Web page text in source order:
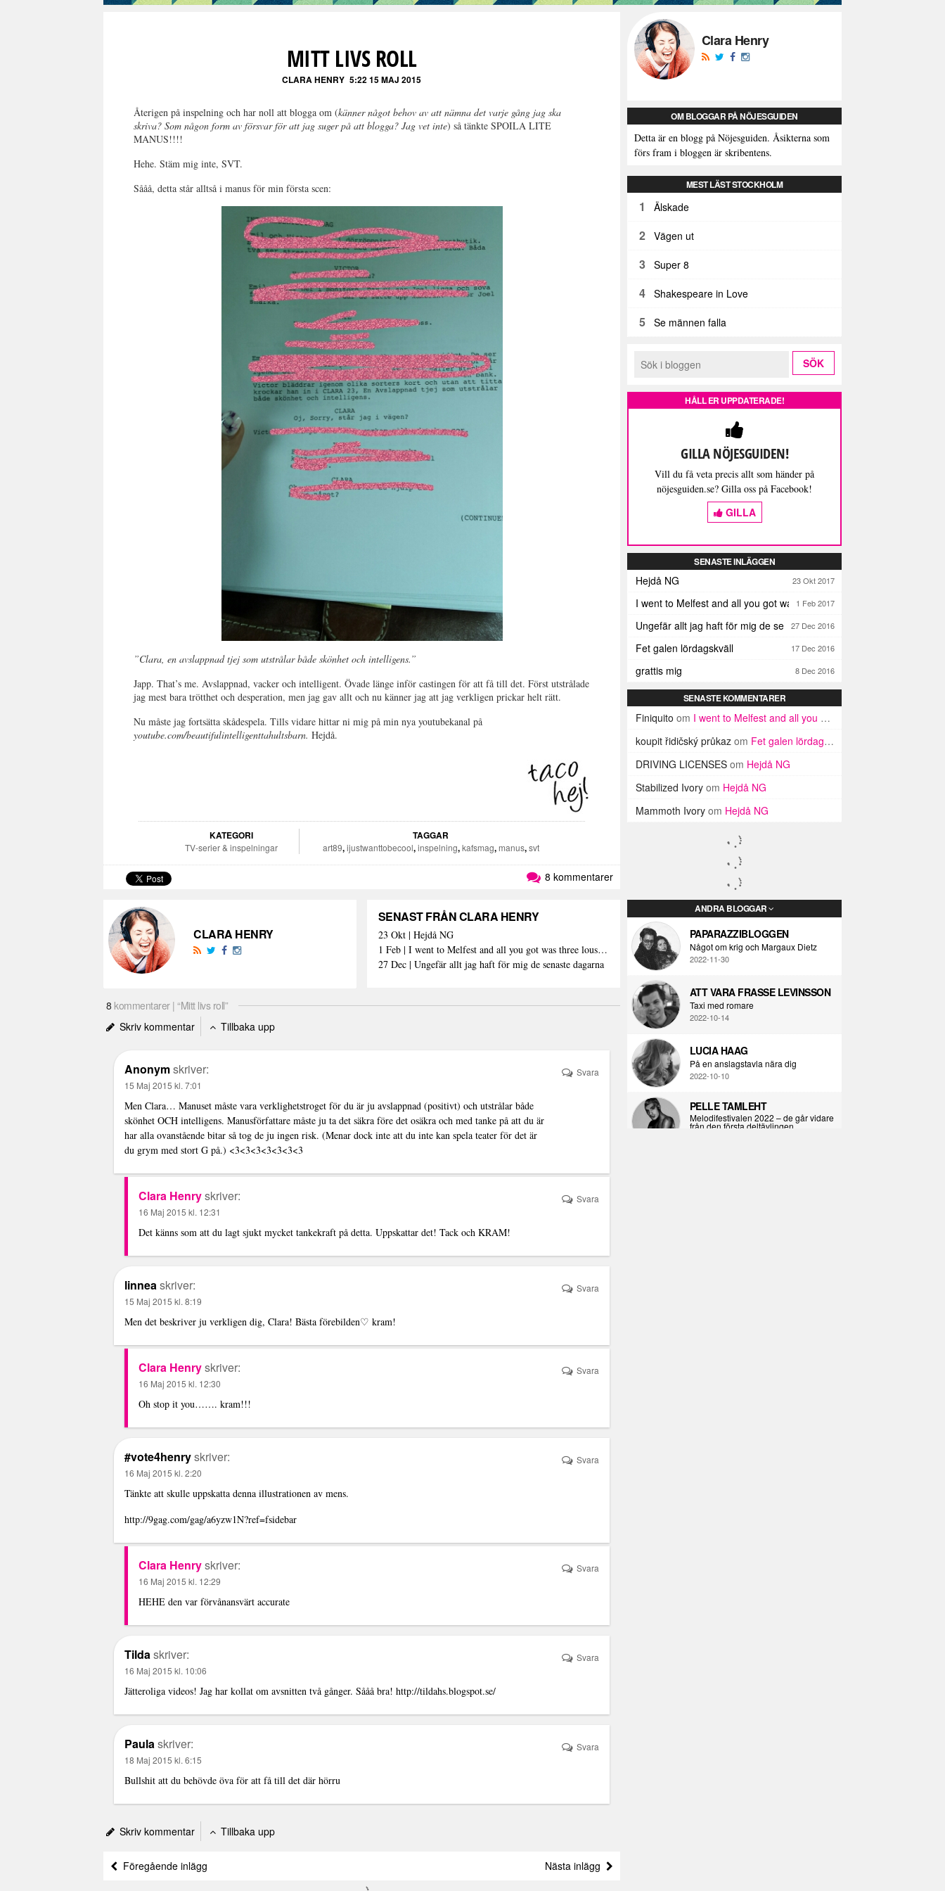
MITT LIVS ROLL
CLARA HENRY 5:22 15 MAJ 2015
Återigen på inspelning och har noll att blogga om (känner något behov av att nämna det varje gång jag ska
skriva? Som någon form av försvar för att jag suger på att blogga? Jag vet inte) så tänkte SPOILA LITE
MANUS!!!!
Hehe. Stäm mig inte, SVT.
Sååå, detta står alltså i manus för min första scen:
”Clara, en avslappnad tjej som utstrålar både skönhet och intelligens.”
Japp. That’s me. Avslappnad, vacker och intelligent. Övade länge inför castingen för att få till det. Först utstrålade
jag mest bara trötthet och desperation, men jag gav allt och nu känner jag att jag verkligen prickar helt rätt.
Nu måste jag fortsätta skådespela. Tills vidare hittar ni mig på min nya youtubekanal på
youtube.com/beautifulintelligenttahultsbarn. Hejdå.
KATEGORI
TV-serier & inspelningar
TAGGAR
art89,ijustwanttobecool,inspelning,kafsmag,manus,svt
8 kommentarer
CLARA HENRY
SENAST FRÅN CLARA HENRY
23 Okt | Hejdå NG
1 Feb | I went to Melfest and all you got was three lousy selfies
27 Dec | Ungefär allt jag haft för mig de senaste dagarna
8 kommentarer | “Mitt livs roll”
Skriv kommentar
Tillbaka upp
Anonymskriver:
15 Maj 2015 kl. 7:01
Men Clara… Manuset måste vara verklighetstroget för du är ju avslappnad (positivt) och utstrålar både
skönhet OCH intelligens. Manusförfattare måste ju ta det säkra före det osäkra och med tanke på att du är
har alla ovanstående bitar så tog de ju ingen risk. (Menar dock inte att du inte kan spela teater för det är
du grym med stort G på.) <3<3<3<3<3<3<3
Svara
Clara Henryskriver:
16 Maj 2015 kl. 12:31
Det känns som att du lagt sjukt mycket tankekraft på detta. Uppskattar det! Tack och KRAM!
Svara
linneaskriver:
15 Maj 2015 kl. 8:19
Men det beskriver ju verkligen dig, Clara! Bästa förebilden♡ kram!
Svara
Clara Henryskriver:
16 Maj 2015 kl. 12:30
Oh stop it you……. kram!!!
Svara
#vote4henryskriver:
16 Maj 2015 kl. 2:20
Tänkte att skulle uppskatta denna illustrationen av mens.
http://9gag.com/gag/a6yzw1N?ref=fsidebar
Svara
Clara Henryskriver:
16 Maj 2015 kl. 12:29
HEHE den var förvånansvärt accurate
Svara
Tildaskriver:
16 Maj 2015 kl. 10:06
Jätteroliga videos! Jag har kollat om avsnitten två gånger. Sååå bra! http://tildahs.blogspot.se/
Svara
Paulaskriver:
18 Maj 2015 kl. 6:15
Bullshit att du behövde öva för att få till det där hörru
Svara
Skriv kommentar Tillbaka upp
Föregående inlägg Nästa inlägg
Clara Henry
OM BLOGGAR PÅ NÖJESGUIDEN
Detta är en blogg på Nöjesguiden. Åsikterna som
förs fram i bloggen är skribentens.
MEST LÄST STOCKHOLM
1 Älskade
2 Vägen ut
3 Super 8
4 Shakespeare in Love
5 Se männen falla
HÅLL ER UPPDATERADE!
GILLA NÖJESGUIDEN!
Vill du få veta precis allt som händer på
nöjesguiden.se? Gilla oss på Facebook!
GILLA
SENASTE INLÄGGEN
Hejdå NG 23 Okt 2017
I went to Melfest and all you got was three lousy selfies
1 Feb 2017
Ungefär allt jag haft för mig de senaste dagarna
27 Dec 2016
Fet galen lördagskväll 17 Dec 2016
grattis mig 8 Dec 2016
SENASTE KOMMENTARER
Finiquito om I went to Melfest and all you got was three lousy selfies
koupit řidičský průkaz om Fet galen lördagskväll
DRIVING LICENSES om Hejdå NG
Stabilized Ivory om Hejdå NG
Mammoth Ivory om Hejdå NG
ANDRA BLOGGAR
PAPARAZZIBLOGGEN
Något om krig och Margaux Dietz
2022-11-30
ATT VARA FRASSE LEVINSSON
Taxi med romare
2022-10-14
LUCIA HAAG
På en anslagstavla nära dig
2022-10-10
PELLE TAMLEHT
Melodifestivalen 2022 – de går vidare
från den första deltävlingen